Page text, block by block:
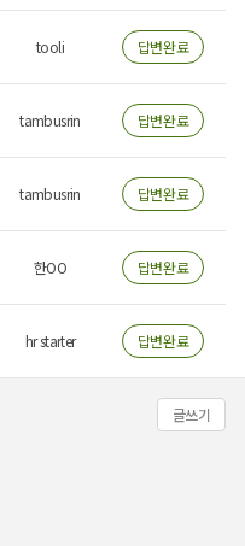
tooli 답변완료
tambusrin 답변완료
tambusrin 답변완료
한OO 답변완료
hr starter 답변완료
글쓰기